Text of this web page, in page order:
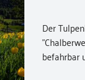
Der
befahrbar